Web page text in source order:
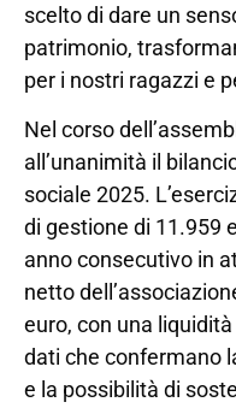
scelto di dare un
patrimonio,
per i nostri ragazzi e
Nel corso
all’unanimità il
sociale 2025.
di gestione di 11.959
anno consecutivo in
netto
euro, con una
dati che confermano
e la possibilità di